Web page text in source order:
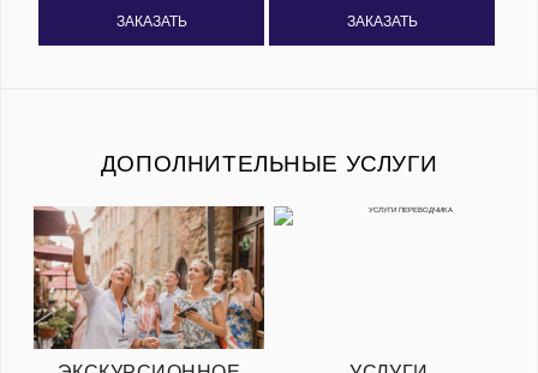
ЗАКАЗАТЬ ЗАКАЗАТЬ
ДОПОЛНИТЕЛЬНЫЕ УСЛУГИ